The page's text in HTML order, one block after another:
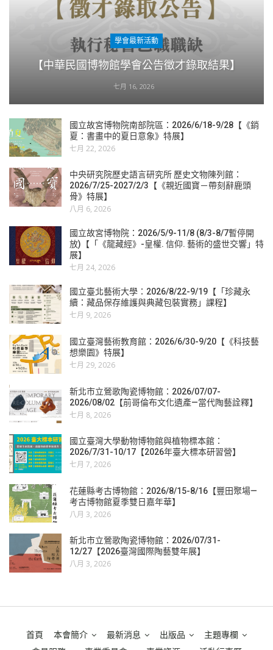
學會最新活動
【中華民國博物館學會公告徵才錄取結果】
七月 16, 2026
國立故宮博物院南部院區：2026/6/18-9/28【《銷
夏：書畫中的夏日意象》特展】
七月 22, 2026
中央研究院歷史語言研究所 歷史文物陳列館：
2026/7/25-2027/2/3【《親近國寶－帶刻辭鹿頭
骨》特展】
八月 6, 2026
國立故宮博物院：2026/5/9-11/8 (8/3-8/7暫停開
放)【「《龍藏經》-皇權. 信仰. 藝術的盛世交響」特
展】
七月 24, 2026
國立臺北藝術大學：2026/8/22-9/19【「珍藏永
續：藏品保存維護與典藏包裝實務」課程】
七月 9, 2026
國立臺灣藝術教育館：2026/6/30-9/20【《科技藝
想樂園》特展】
七月 29, 2026
新北市立鶯歌陶瓷博物館：2026/07/07-
2026/08/02【前哥倫布文化遺產—當代陶藝詮釋】
七月 8, 2026
國立臺灣大學動物博物館與植物標本館：
2026/7/31-10/17【2026年臺大標本研習營】
七月 7, 2026
花蓮縣考古博物館：2026/8/15-8/16【豐田聚場—
考古博物館夏季雙日嘉年華】
八月 3, 2026
新北市立鶯歌陶瓷博物館：2026/07/31-
12/27【2026臺灣國際陶藝雙年展】
八月 3, 2026
首頁 本會簡介 最新消息 出版品
主題專欄